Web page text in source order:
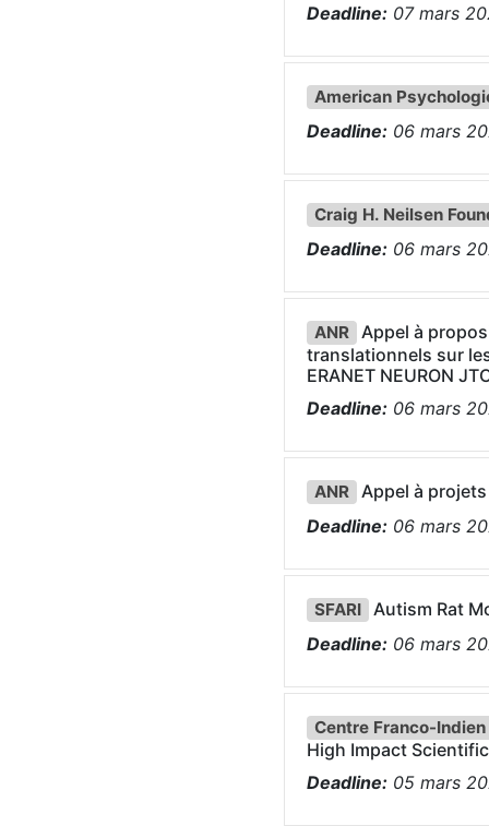
Deadline: 07 mars
American
Deadline: 06 mars
Craig H. Neilsen
Deadline: 06 mars
ANR Appel à
translationnels sur
ERANET NEURON
Deadline: 06 mars
ANR Appel à
Deadline: 06 mars
SFARI Autism Rat
Deadline: 06 mars
Centre Franco-
High Impact
Deadline: 05 mars